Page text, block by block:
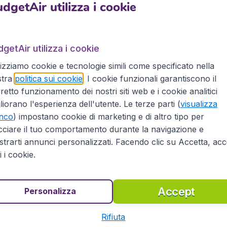
L'Aeroporto di Bologna-Borgo Panigale
è
aeroporto dell'Emilia-Romagna ed uno dei più
aeree che servono l’aeroporto di Bologna sono ,
in auto, bus o treno. Un collegamento con la
navetta ad alta frequenza. L’aeroporto è inoltre
di Bologna (linea S3). L’aeroporto di
di Bologna alla rete ferroviaria ad alta velocità.
di partenza di un altro volo o che abbiate intenzione
rilassarsi dopo una lunga giornata di visite
per le vostre necessità e desideri.
utilizza i cookie
utilizza i cookie
cookie e tecnologie simili come specificato nella
politica sui cookie. I cookie funzionali garantiscono il
funzionamento dei nostri siti web e i cookie analitici
l'esperienza dell'utente. Le terze parti (visualizza
) impostano cookie di marketing e di altro tipo per
il tuo comportamento durante la navigazione e
annunci personalizzati. Facendo clic su Accetta,
i cookie.
Accept
Personalizza
Rifiuta